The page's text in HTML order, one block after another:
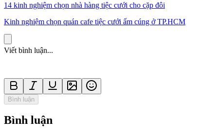
14 kinh nghiệm chọn nhà hàng tiệc cưới cho cặp đôi
Kinh nghiệm chọn quán cafe tiệc cưới ấm cúng ở TP.HCM
Viết bình luận...
Bình luận
Bình luận